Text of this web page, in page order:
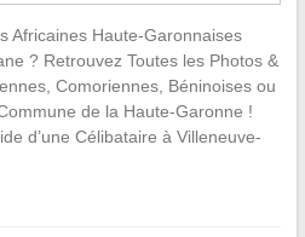
Africaines Haute-Garonnaises
? Retrouvez Toutes les Photos &
Comoriennes, Béninoises ou
de la Haute-Garonne !
d’une Célibataire à Villeneuve-